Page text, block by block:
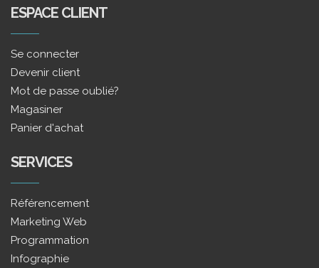
ESPACE CLIENT
Se connecter
Devenir client
Mot de passe oublié?
Magasiner
Panier d'achat
SERVICES
Référencement
Marketing Web
Programmation
Infographie